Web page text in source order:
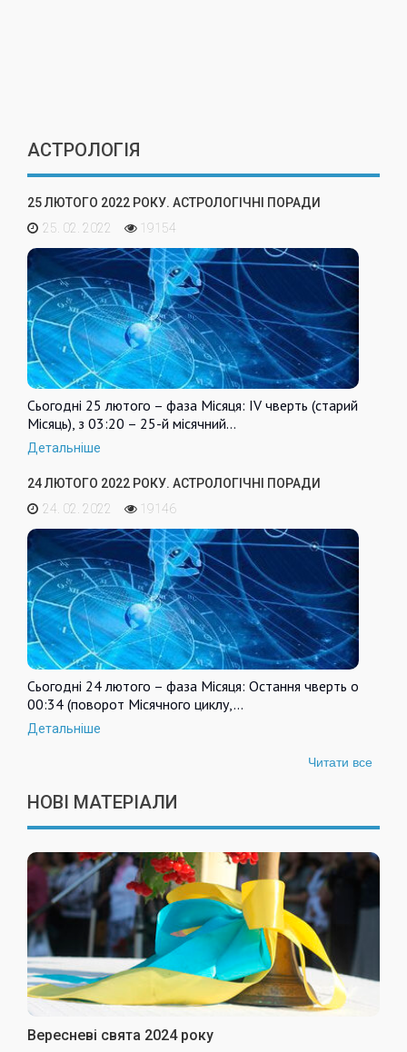
АСТРОЛОГІЯ
25 ЛЮТОГО 2022 РОКУ. АСТРОЛОГІЧНІ ПОРАДИ
25. 02. 2022
19154
Сьогодні 25 лютого – фаза Місяця: IV чверть (старий
Місяць), з 03:20 – 25-й місячний…
Детальніше
24 ЛЮТОГО 2022 РОКУ. АСТРОЛОГІЧНІ ПОРАДИ
24. 02. 2022
19146
Сьогодні 24 лютого – фаза Місяця: Остання чверть о
00:34 (поворот Місячного циклу,…
Детальніше
Читати все
НОВІ МАТЕРІАЛИ
Вересневі свята 2024 року